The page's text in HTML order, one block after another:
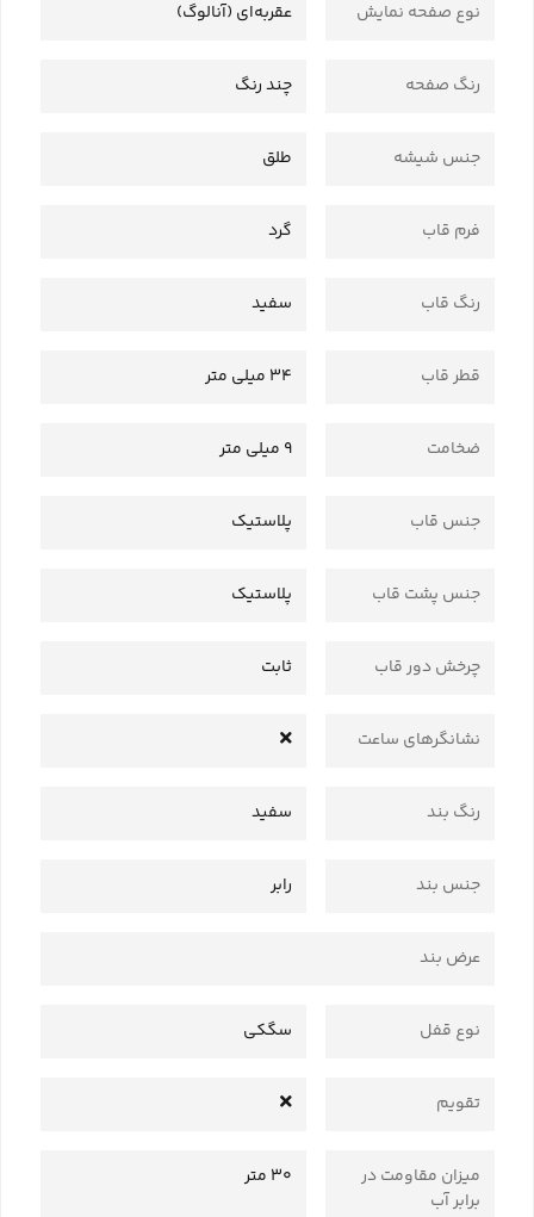
نوع صفحه نمایش عقربه‌ای (آنالوگ)
رنگ صفحه چند رنگ
جنس شیشه طلق
فرم قاب گرد
رنگ قاب سفید
قطر قاب 34 میلی متر
ضخامت 9 میلی متر
جنس قاب پلاستیک
جنس پشت قاب پلاستیک
چرخش دور قاب ثابت
نشانگرهای ساعت
رنگ بند سفید
جنس بند رابر
عرض بند
نوع قفل سگکی
تقویم
میزان مقاومت در
برابر آب
30 متر